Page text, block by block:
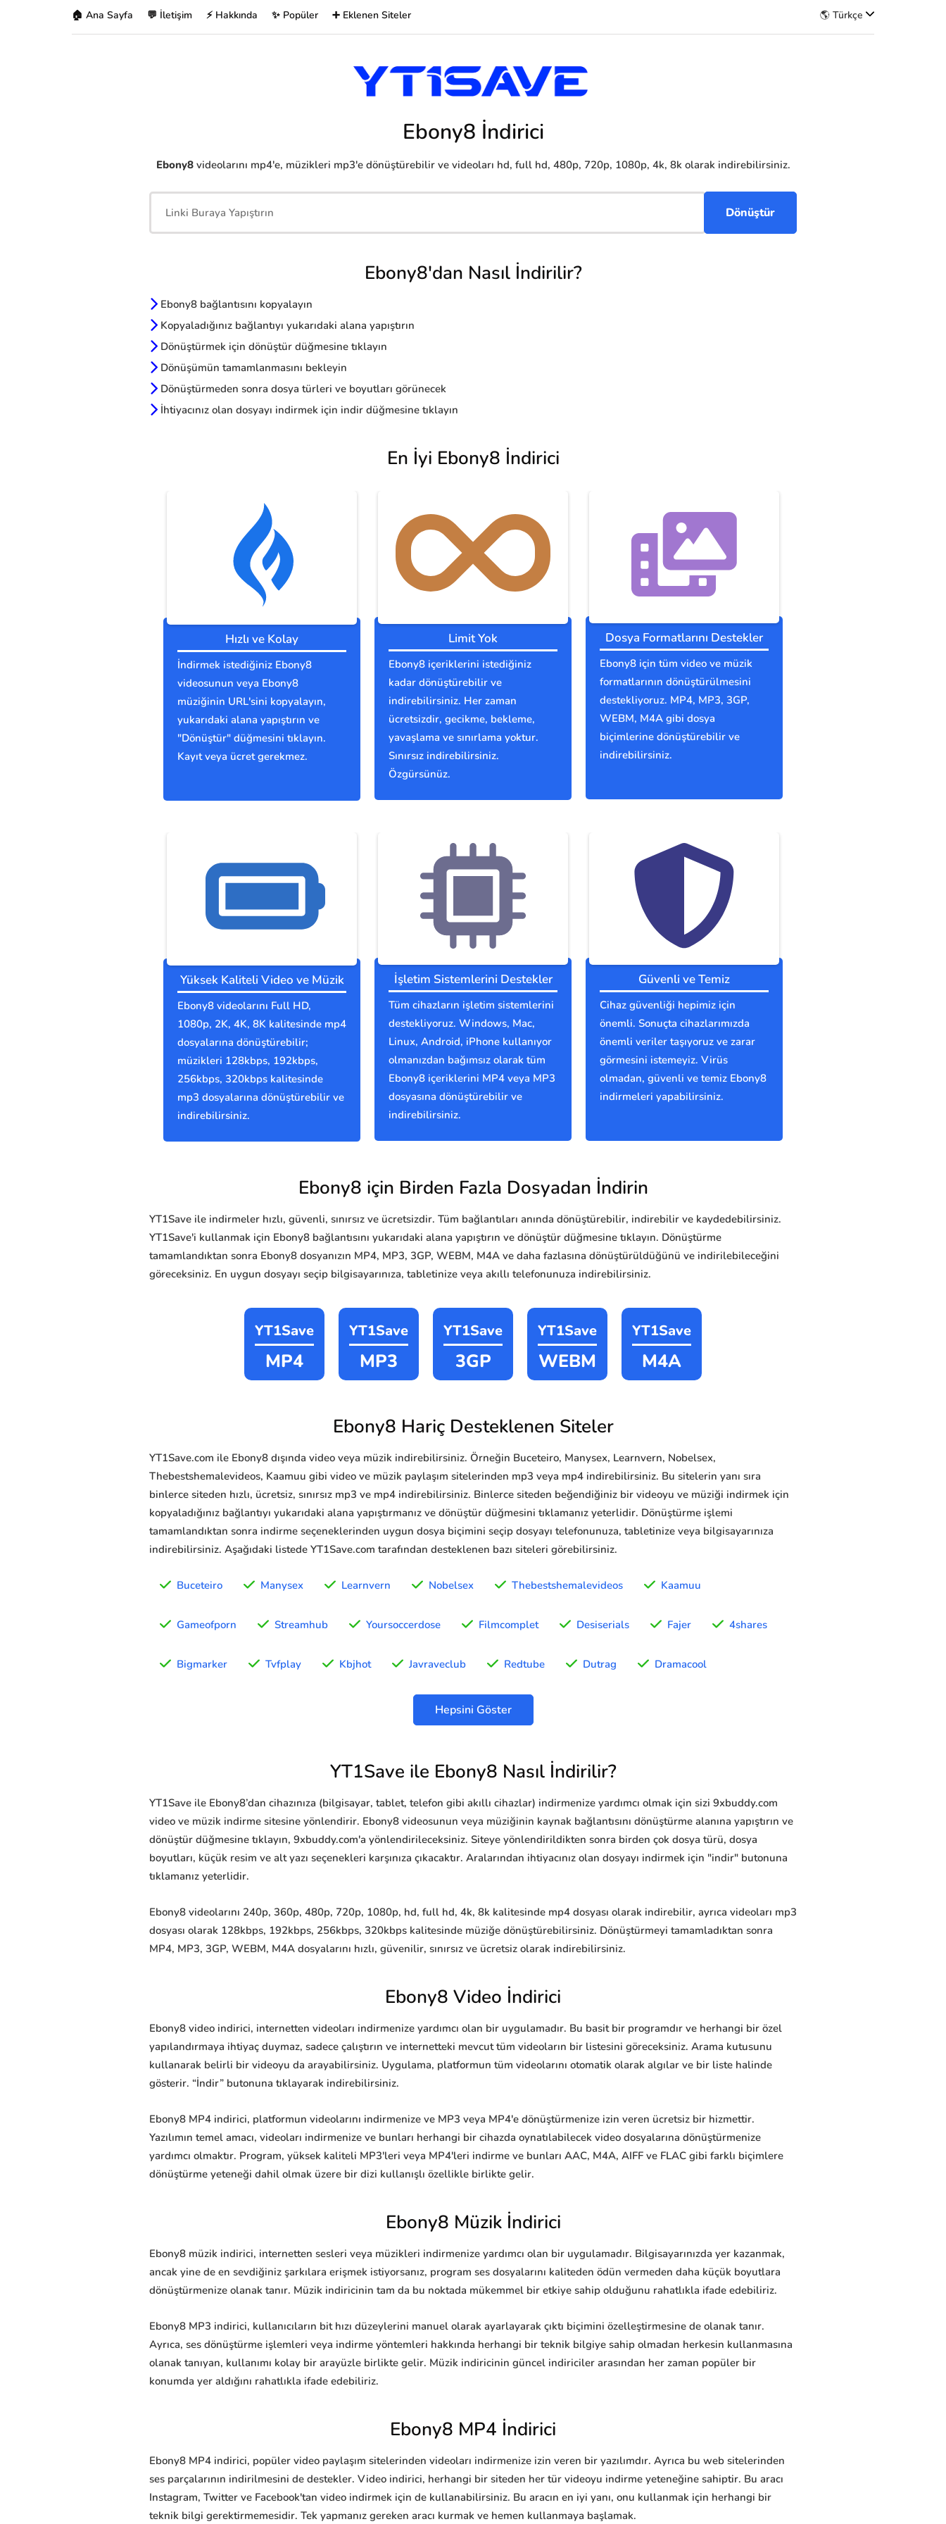
🏠 Ana Sayfa 💬 İletişim ⚡ Hakkında ✨ Popüler ➕ Eklenen Siteler 🌎 Türkçe
Ebony8 İndirici
Ebony8videolarını mp4'e, müzikleri mp3'e dönüştürebilir ve videoları hd, full hd, 480p, 720p, 1080p, 4k, 8k olarak indirebilirsiniz.
Ebony8'dan Nasıl İndirilir?
Ebony8 bağlantısını kopyalayın
Kopyaladığınız bağlantıyı yukarıdaki alana yapıştırın
Dönüştürmek için dönüştür düğmesine tıklayın
Dönüşümün tamamlanmasını bekleyin
Dönüştürmeden sonra dosya türleri ve boyutları görünecek
İhtiyacınız olan dosyayı indirmek için indir düğmesine tıklayın
En İyi Ebony8 İndirici
Hızlı ve Kolay
İndirmek istediğiniz Ebony8
videosunun veya Ebony8
müziğinin URL'sini kopyalayın,
yukarıdaki alana yapıştırın ve
"Dönüştür" düğmesini tıklayın.
Kayıt veya ücret gerekmez.
Limit Yok
Ebony8 içeriklerini istediğiniz
kadar dönüştürebilir ve
indirebilirsiniz. Her zaman
ücretsizdir, gecikme, bekleme,
yavaşlama ve sınırlama yoktur.
Sınırsız indirebilirsiniz.
Özgürsünüz.
Dosya Formatlarını Destekler
Ebony8 için tüm video ve müzik
formatlarının dönüştürülmesini
destekliyoruz. MP4, MP3, 3GP,
WEBM, M4A gibi dosya
biçimlerine dönüştürebilir ve
indirebilirsiniz.
Yüksek Kaliteli Video ve Müzik
Ebony8 videolarını Full HD,
1080p, 2K, 4K, 8K kalitesinde mp4
dosyalarına dönüştürebilir;
müzikleri 128kbps, 192kbps,
256kbps, 320kbps kalitesinde
mp3 dosyalarına dönüştürebilir ve
indirebilirsiniz.
İşletim Sistemlerini Destekler
Tüm cihazların işletim sistemlerini
destekliyoruz. Windows, Mac,
Linux, Android, iPhone kullanıyor
olmanızdan bağımsız olarak tüm
Ebony8 içeriklerini MP4 veya MP3
dosyasına dönüştürebilir ve
indirebilirsiniz.
Güvenli ve Temiz
Cihaz güvenliği hepimiz için
önemli. Sonuçta cihazlarımızda
önemli veriler taşıyoruz ve zarar
görmesini istemeyiz. Virüs
olmadan, güvenli ve temiz Ebony8
indirmeleri yapabilirsiniz.
Ebony8 için Birden Fazla Dosyadan İndirin
YT1Save ile indirmeler hızlı, güvenli, sınırsız ve ücretsizdir. Tüm bağlantıları anında dönüştürebilir, indirebilir ve kaydedebilirsiniz.
YT1Save'i kullanmak için Ebony8 bağlantısını yukarıdaki alana yapıştırın ve dönüştür düğmesine tıklayın. Dönüştürme
tamamlandıktan sonra Ebony8 dosyanızın MP4, MP3, 3GP, WEBM, M4A ve daha fazlasına dönüştürüldüğünü ve indirilebileceğini
göreceksiniz. En uygun dosyayı seçip bilgisayarınıza, tabletinize veya akıllı telefonunuza indirebilirsiniz.
YT1Save
MP4
YT1Save
MP3
YT1Save
3GP
YT1Save
WEBM
YT1Save
M4A
Ebony8 Hariç Desteklenen Siteler
YT1Save.com ile Ebony8 dışında video veya müzik indirebilirsiniz. Örneğin Buceteiro, Manysex, Learnvern, Nobelsex,
Thebestshemalevideos, Kaamuu gibi video ve müzik paylaşım sitelerinden mp3 veya mp4 indirebilirsiniz. Bu sitelerin yanı sıra
binlerce siteden hızlı, ücretsiz, sınırsız mp3 ve mp4 indirebilirsiniz. Binlerce siteden beğendiğiniz bir videoyu ve müziği indirmek için
kopyaladığınız bağlantıyı yukarıdaki alana yapıştırmanız ve dönüştür düğmesini tıklamanız yeterlidir. Dönüştürme işlemi
tamamlandıktan sonra indirme seçeneklerinden uygun dosya biçimini seçip dosyayı telefonunuza, tabletinize veya bilgisayarınıza
indirebilirsiniz. Aşağıdaki listede YT1Save.com tarafından desteklenen bazı siteleri görebilirsiniz.
Buceteiro Manysex Learnvern Nobelsex Thebestshemalevideos Kaamuu
Gameofporn Streamhub Yoursoccerdose Filmcomplet Desiserials Fajer 4shares
Bigmarker Tvfplay Kbjhot Javraveclub Redtube Dutrag Dramacool
Hepsini Göster
YT1Save ile Ebony8 Nasıl İndirilir?
YT1Save ile Ebony8’dan cihazınıza (bilgisayar, tablet, telefon gibi akıllı cihazlar) indirmenize yardımcı olmak için sizi 9xbuddy.com
video ve müzik indirme sitesine yönlendirir. Ebony8 videosunun veya müziğinin kaynak bağlantısını dönüştürme alanına yapıştırın ve
dönüştür düğmesine tıklayın, 9xbuddy.com'a yönlendirileceksiniz. Siteye yönlendirildikten sonra birden çok dosya türü, dosya
boyutları, küçük resim ve alt yazı seçenekleri karşınıza çıkacaktır. Aralarından ihtiyacınız olan dosyayı indirmek için "indir" butonuna
tıklamanız yeterlidir.
Ebony8 videolarını 240p, 360p, 480p, 720p, 1080p, hd, full hd, 4k, 8k kalitesinde mp4 dosyası olarak indirebilir, ayrıca videoları mp3
dosyası olarak 128kbps, 192kbps, 256kbps, 320kbps kalitesinde müziğe dönüştürebilirsiniz. Dönüştürmeyi tamamladıktan sonra
MP4, MP3, 3GP, WEBM, M4A dosyalarını hızlı, güvenilir, sınırsız ve ücretsiz olarak indirebilirsiniz.
Ebony8 Video İndirici
Ebony8 video indirici, internetten videoları indirmenize yardımcı olan bir uygulamadır. Bu basit bir programdır ve herhangi bir özel
yapılandırmaya ihtiyaç duymaz, sadece çalıştırın ve internetteki mevcut tüm videoların bir listesini göreceksiniz. Arama kutusunu
kullanarak belirli bir videoyu da arayabilirsiniz. Uygulama, platformun tüm videolarını otomatik olarak algılar ve bir liste halinde
gösterir. “İndir” butonuna tıklayarak indirebilirsiniz.
Ebony8 MP4 indirici, platformun videolarını indirmenize ve MP3 veya MP4'e dönüştürmenize izin veren ücretsiz bir hizmettir.
Yazılımın temel amacı, videoları indirmenize ve bunları herhangi bir cihazda oynatılabilecek video dosyalarına dönüştürmenize
yardımcı olmaktır. Program, yüksek kaliteli MP3'leri veya MP4'leri indirme ve bunları AAC, M4A, AIFF ve FLAC gibi farklı biçimlere
dönüştürme yeteneği dahil olmak üzere bir dizi kullanışlı özellikle birlikte gelir.
Ebony8 Müzik İndirici
Ebony8 müzik indirici, internetten sesleri veya müzikleri indirmenize yardımcı olan bir uygulamadır. Bilgisayarınızda yer kazanmak,
ancak yine de en sevdiğiniz şarkılara erişmek istiyorsanız, program ses dosyalarını kaliteden ödün vermeden daha küçük boyutlara
dönüştürmenize olanak tanır. Müzik indiricinin tam da bu noktada mükemmel bir etkiye sahip olduğunu rahatlıkla ifade edebiliriz.
Ebony8 MP3 indirici, kullanıcıların bit hızı düzeylerini manuel olarak ayarlayarak çıktı biçimini özelleştirmesine de olanak tanır.
Ayrıca, ses dönüştürme işlemleri veya indirme yöntemleri hakkında herhangi bir teknik bilgiye sahip olmadan herkesin kullanmasına
olanak tanıyan, kullanımı kolay bir arayüzle birlikte gelir. Müzik indiricinin güncel indiriciler arasından her zaman popüler bir
konumda yer aldığını rahatlıkla ifade edebiliriz.
Ebony8 MP4 İndirici
Ebony8 MP4 indirici, popüler video paylaşım sitelerinden videoları indirmenize izin veren bir yazılımdır. Ayrıca bu web sitelerinden
ses parçalarının indirilmesini de destekler. Video indirici, herhangi bir siteden her tür videoyu indirme yeteneğine sahiptir. Bu aracı
Instagram, Twitter ve Facebook'tan video indirmek için de kullanabilirsiniz. Bu aracın en iyi yanı, onu kullanmak için herhangi bir
teknik bilgi gerektirmemesidir. Tek yapmanız gereken aracı kurmak ve hemen kullanmaya başlamak.